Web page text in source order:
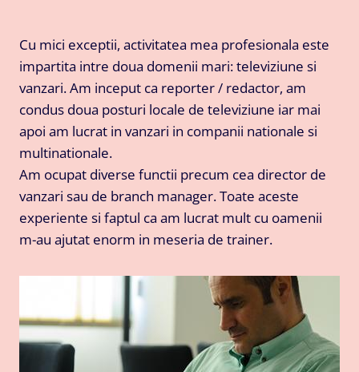
Cu mici exceptii, activitatea mea profesionala este
impartita intre doua domenii mari: televiziune si
vanzari. Am inceput ca reporter / redactor, am
condus doua posturi locale de televiziune iar mai
apoi am lucrat in vanzari in companii nationale si
multinationale.
Am ocupat diverse functii precum cea director de
vanzari sau de branch manager. Toate aceste
experiente si faptul ca am lucrat mult cu oamenii
m-au ajutat enorm in meseria de trainer.